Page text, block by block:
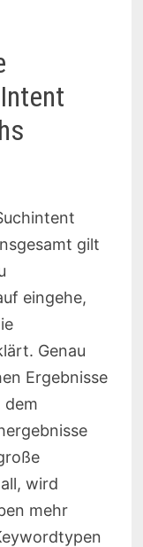
gilt
eingehe,
Genau
Ergebnisse
dem
wird
mehr